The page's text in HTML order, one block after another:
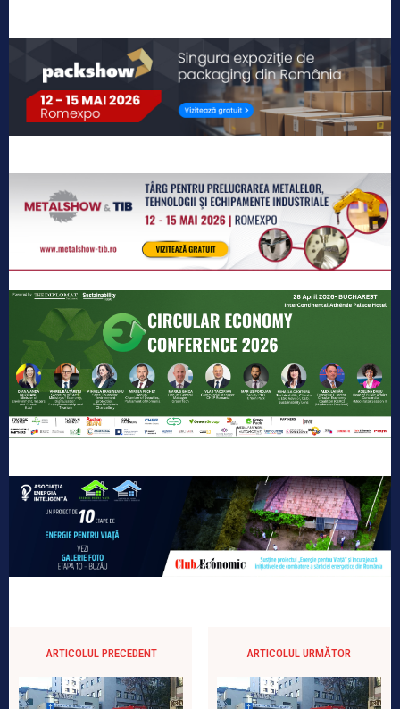
ARTICOLUL PRECEDENT ARTICOLUL URMĂTOR